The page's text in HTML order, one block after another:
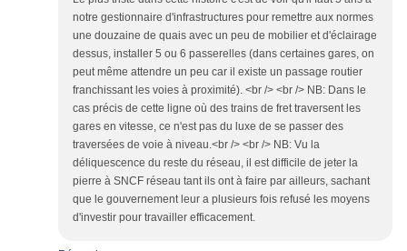
notre gestionnaire d'infrastructures pour remettre aux normes
une douzaine de quais avec un peu de mobilier et d'éclairage
dessus, installer 5 ou 6 passerelles (dans certaines gares, on
peut même attendre un peu car il existe un passage routier
franchissant les voies à proximité). <br /> <br /> NB: Dans le
cas précis de cette ligne où des trains de fret traversent les
gares en vitesse, ce n'est pas du luxe de se passer des
traversées de voie à niveau.<br /> <br /> NB: Vu la
déliquescence du reste du réseau, il est difficile de jeter la
pierre à SNCF réseau tant ils ont à faire par ailleurs, sachant
que le gouvernement leur a plusieurs fois refusé les moyens
d'investir pour travailler efficacement.